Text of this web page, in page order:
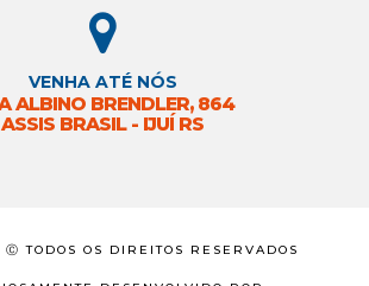
VENHA ATÉ NÓS
ALBINO BRENDLER, 864
ASSIS BRASIL - IJUÍ RS
Ⓒ TODOS OS DIREITOS RESERVADOS